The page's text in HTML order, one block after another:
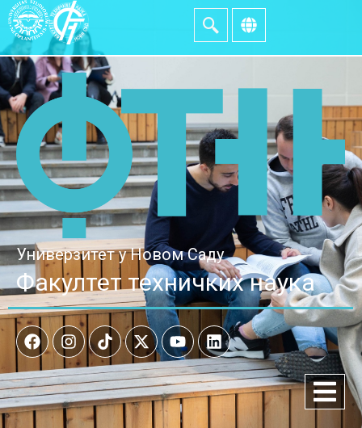
Универзитет у Новом Саду
Факултет техничких наука